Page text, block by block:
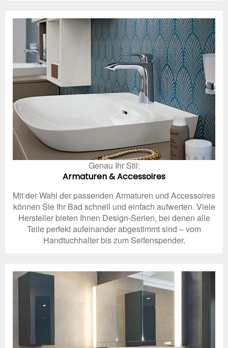
Genau Ihr Stil:
Armaturen & Accessoires
Mit der Wahl der passenden Armaturen und Accessoires
können Sie Ihr Bad schnell und einfach aufwerten. Viele
Hersteller bieten Ihnen Design-Serien, bei denen alle
Teile perfekt aufeinander abgestimmt sind – vom
Handtuchhalter bis zum Seifenspender.